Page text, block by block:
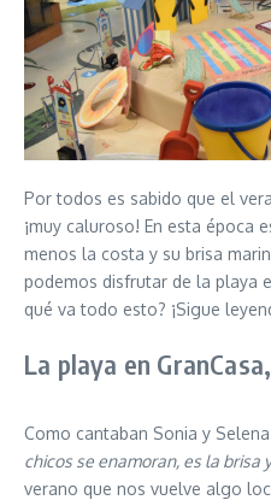
Por todos es sabido que el
¡muy caluroso! En esta época
menos la costa y su brisa
podemos disfrutar de la playa
qué va todo esto? ¡Sigue
La playa en
Como cantaban Sonia y Selena
chicos se enamoran, es la brisa
verano que nos vuelve algo